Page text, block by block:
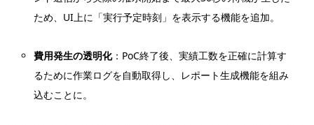
ため、UI上に「実行予定時刻」を表示する機能を追加。
費用発生の透明化：PoC終了後、実績工数を正確に計算す
るために作業ログを自動取得し、レポート生成機能を組み
込むことに。